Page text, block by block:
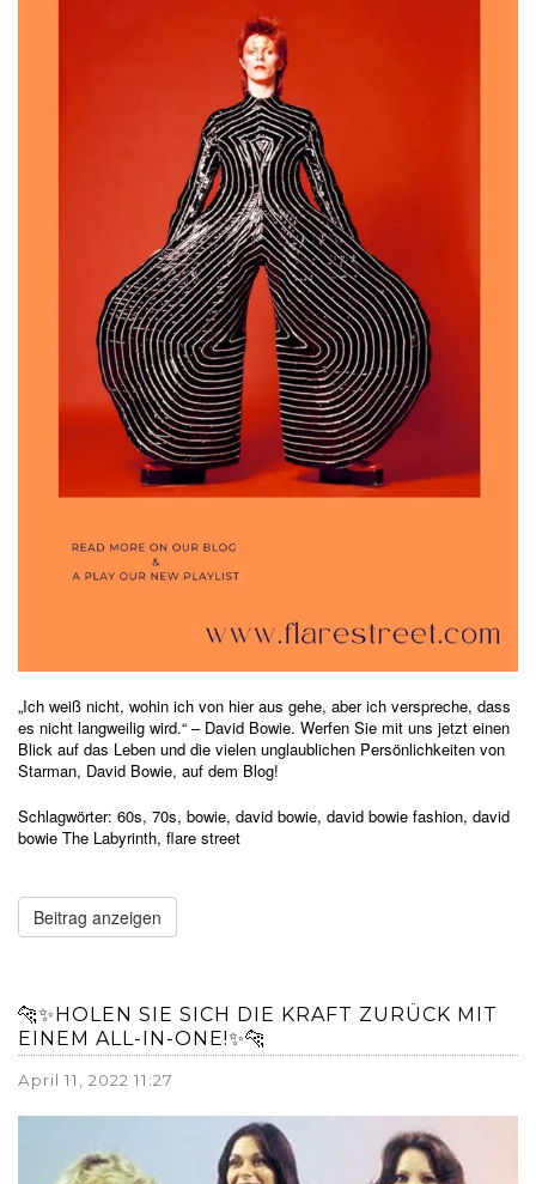
„Ich weiß nicht, wohin ich von hier aus gehe, aber ich verspreche, dass
es nicht langweilig wird.“ – David Bowie. Werfen Sie mit uns jetzt einen
Blick auf das Leben und die vielen unglaublichen Persönlichkeiten von
Starman, David Bowie, auf dem Blog!
Schlagwörter: 60s, 70s, bowie, david bowie, david bowie fashion, david
bowie The Labyrinth, flare street
Beitrag anzeigen
🐆✨HOLEN SIE SICH DIE KRAFT ZURÜCK MIT
EINEM ALL-IN-ONE!✨🐆
April 11, 2022 11:27